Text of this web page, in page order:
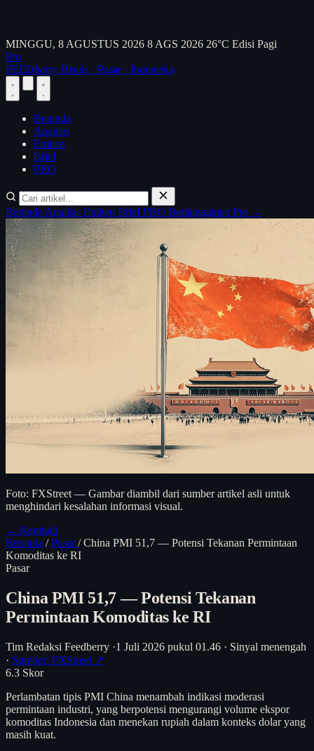
MINGGU, 8 AGUSTUS 2026 8 AGS 2026 26°C Edisi Pagi
Pro
FEEDberry Bisnis · Pasar · Indonesia
Beranda
Analisis
Emiten
Brief
PRO
Beranda Analisis Emiten BriefPRO Berlangganan Pro →
Foto: FXStreet — Gambar diambil dari sumber artikel asli untuk
menghindari kesalahan informasi visual.
← Kembali
Beranda / Pasar/ China PMI 51,7 — Potensi Tekanan Permintaan
Komoditas ke RI
Pasar
China PMI 51,7 — Potensi Tekanan
Permintaan Komoditas ke RI
Tim Redaksi Feedberry ·1 Juli 2026 pukul 01.46 · Sinyal menengah
· Sumber: FXStreet ↗
6.3 Skor
Perlambatan tipis PMI China menambah indikasi moderasi
permintaan industri, yang berpotensi mengurangi volume ekspor
komoditas Indonesia dan menekan rupiah dalam konteks dolar yang
masih kuat.